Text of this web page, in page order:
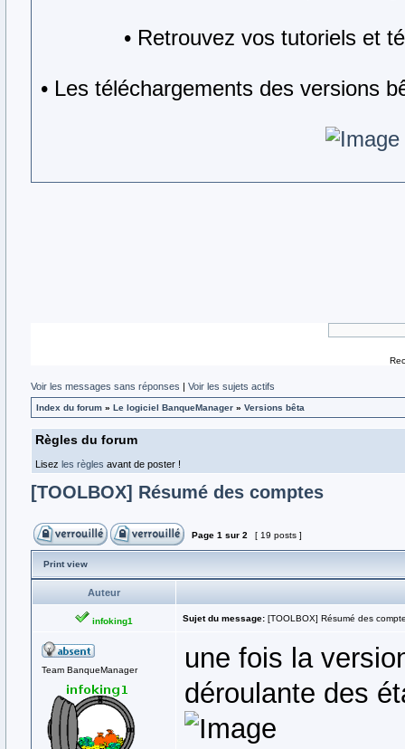
• Retrouvez vos tutoriels et
• Les téléchargements des versions
Voir les messages sans réponses | Voir les sujets actifs
Index du forum » Le logiciel BanqueManager » Versions bêta
Règles du forum
Lisez les règles avant de poster !
[TOOLBOX] Résumé des comptes
Page 1 sur 2 [ 19 posts ]
Print view
Auteur
infoking1 Sujet du message: [TOOLBOX] Résumé des
Team BanqueManager
une fois la
déroulante des